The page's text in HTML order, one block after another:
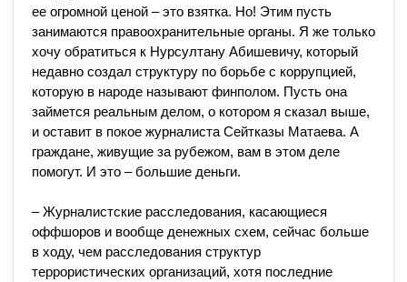
ее огромной ценой – это взятка. Но! Этим пусть
занимаются правоохранительные органы. Я же только
хочу обратиться к Нурсултану Абишевичу, который
недавно создал структуру по борьбе с коррупцией,
которую в народе называют финполом. Пусть она
займется реальным делом, о котором я сказал выше,
и оставит в покое журналиста Сейтказы Матаева. А
граждане, живущие за рубежом, вам в этом деле
помогут. И это – большие деньги.
– Журналистские расследования, касающиеся
оффшоров и вообще денежных схем, сейчас больше
в ходу, чем расследования структур
террористических организаций, хотя последние